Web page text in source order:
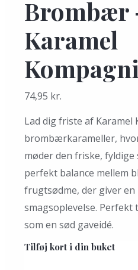
Brombær
Karamel
74,95 kr.
Lad dig friste af Karamel
brombærkarameller,
møder den friske,
perfekt balance mellem
frugtsødme, der giver
smagsoplevelse.
som en sød gaveidé.
Tilføj kort i din buket